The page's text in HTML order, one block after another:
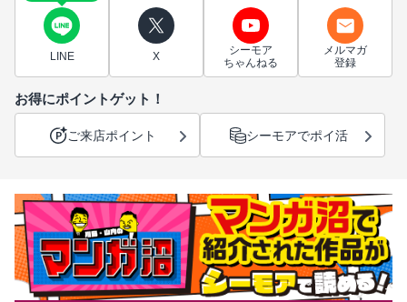
LINE X
シーモア
ちゃんねる
メルマガ
登録
お得にポイントゲット！
ご来店ポイント シーモアでポイ活